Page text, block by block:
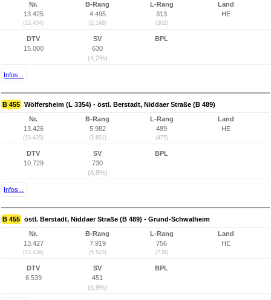
Nr.
13.425
(13.434)
B-Rang
4.495
(2.148)
L-Rang
313
(302)
Land
HE
DTV
15.000
SV
630
(4,2%)
BPL
Infos...
B 455 Wölfersheim (L 3354) - östl. Berstadt, Niddaer Straße (B 489)
Nr.
13.426
(13.435)
B-Rang
5.982
(3.601)
L-Rang
489
(475)
Land
HE
DTV
10.729
SV
730
(6,8%)
BPL
Infos...
B 455 östl. Berstadt, Niddaer Straße (B 489) - Grund-Schwalheim
Nr.
13.427
(13.436)
B-Rang
7.919
(5.523)
L-Rang
756
(738)
Land
HE
DTV
6.539
SV
451
(6,9%)
BPL